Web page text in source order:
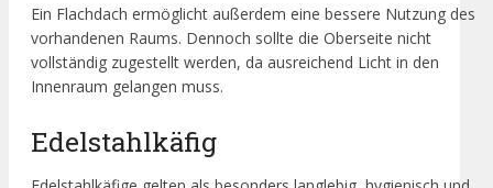
Ein Flachdach ermöglicht außerdem eine bessere Nutzung des
vorhandenen Raums. Dennoch sollte die Oberseite nicht
vollständig zugestellt werden, da ausreichend Licht in den
Innenraum gelangen muss.
Edelstahlkäfig